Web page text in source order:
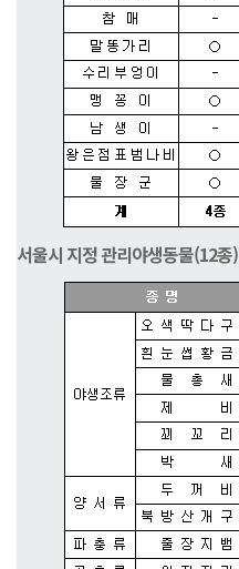
서울시 지정 관리야생동물(12종)